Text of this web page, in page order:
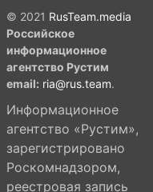
© 2021 RusTeam.media
Российское
информационное
агентство Рустим
email: ria@rus.team.
Информационное
агентство «Рустим»,
зарегистрировано
Роскомнадзором,
реестровая запись